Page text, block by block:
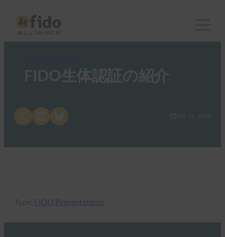
FIDO生体認証の紹介
Share on LinkedInShare on Bluesky 9月 26, 2018
Type: FIDO Presentations